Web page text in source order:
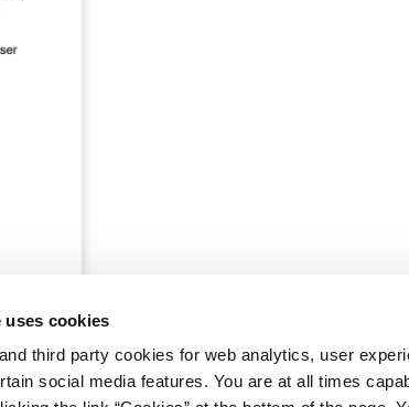
uses cookies
third party cookies for web analytics, user
social media features. You are at all times